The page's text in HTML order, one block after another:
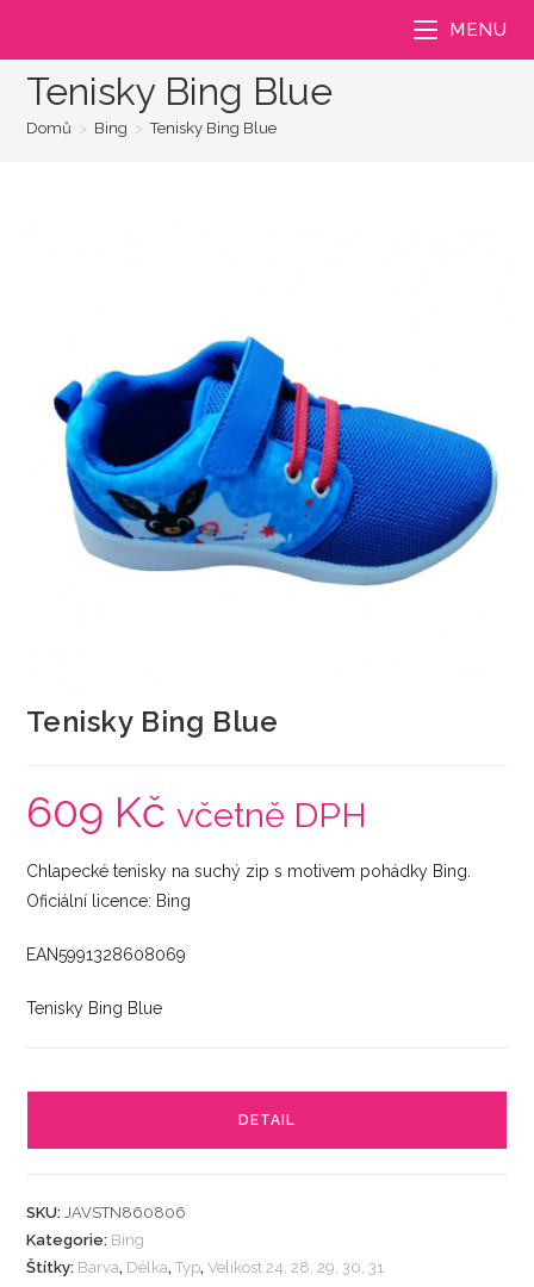
MENU
Tenisky Bing Blue
Domů > Bing > Tenisky Bing Blue
Tenisky Bing Blue
609 Kč včetně DPH
Chlapecké tenisky na suchý zip s motivem pohádky Bing.
Oficiální licence: Bing
EAN5991328608069
Tenisky Bing Blue
DETAIL
SKU:JAVSTN860806
Kategorie: Bing
Štítky: Barva, Délka,Typ,Velikost 24, 28, 29, 30, 31